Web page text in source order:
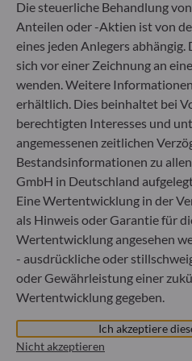
Fondsverwaltungsgesellschaft
Handelsregister : HRB 11971
ODDO BHF Asset Management
6, rue Gabriel Lippmann
L-5365 Munsbach
Luxemburg
+352 45 76 76 245
Von der Luxemburger
Secteur Financier (CSSF)
Fondsverwaltungsgesellschaft,
29891
Mitteilung zu EU-Sanktionen
In Übereinstimmung mit den von
im Zusammenhang mit der
Sanktionen informieren wir Sie
Die steuerliche Behandlung
Anteilen oder -Aktien ist von
eines jeden Anlegers abhängig.
sich vor einer Zeichnung an
wenden. Weitere
erhältlich. Dies beinhaltet bei
berechtigten Interesses und
angemessenen zeitlichen
Bestandsinformationen zu
GmbH in Deutschland
Eine Wertentwicklung in der
als Hinweis oder Garantie für
Wertentwicklung angesehen
- ausdrückliche oder
oder Gewährleistung einer
Wertentwicklung gegeben.
Ich akzeptiere
Nicht akzeptieren